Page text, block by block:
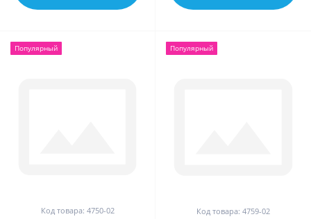
Популярный
Код товара: 4750-02
Популярный
Код товара: 4759-02